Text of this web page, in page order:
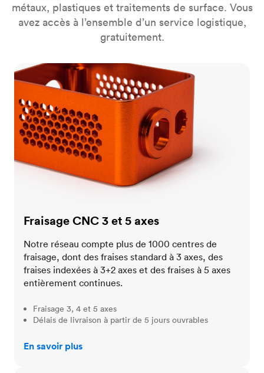
métaux, plastiques et traitements de surface. Vous
avez accès à l’ensemble d’un service logistique,
gratuitement.
Fraisage CNC 3 et 5 axes
Fraisage CNC 3 et 5 axes
Notre réseau compte plus de 1000 centres de
fraisage, dont des fraises standard à 3 axes, des
fraises indexées à 3+2 axes et des fraises à 5 axes
entièrement continues.
Fraisage 3, 4 et 5 axes
Délais de livraison à partir de 5 jours ouvrables
En savoir plus